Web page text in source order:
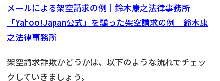
メールによる架空請求の例｜鈴木康之法律事務所
「Yahoo!Japan公式」を騙った架空請求の例｜鈴木康
之法律事務所
架空請求詐欺かどうかは、以下のような流れでチェッ
クしていきましょう。